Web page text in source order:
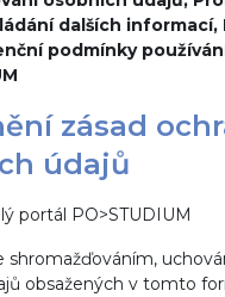
dalších informací,
podmínky
zásad
údajů
portál PO>STUDIUM
shromažďováním,
obsažených v tomto